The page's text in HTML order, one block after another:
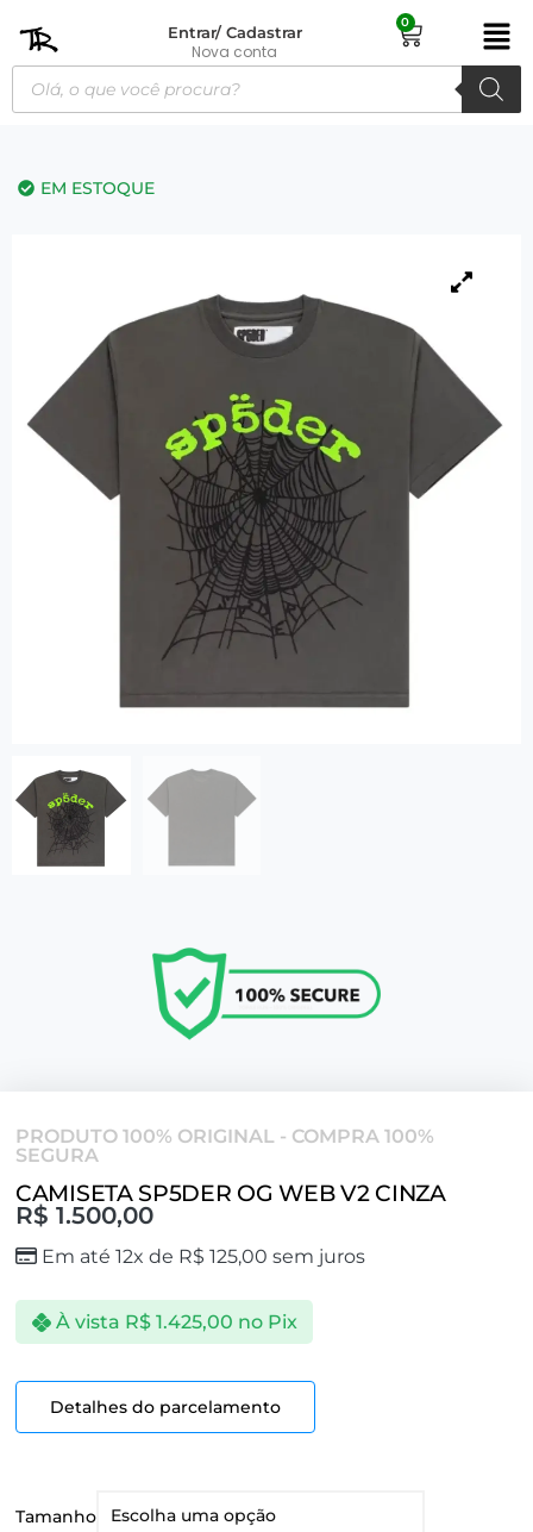
Entrar/ Cadastrar
Nova conta
0
EM ESTOQUE
PRODUTO 100% ORIGINAL - COMPRA 100%
SEGURA
CAMISETA SP5DER OG WEB V2 CINZA
R$ 1.500,00
Em até 12x de R$ 125,00 sem juros
À vista R$1.425,00 no Pix
Detalhes do parcelamento
Tamanho